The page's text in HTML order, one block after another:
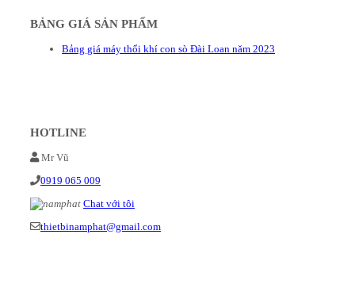
BẢNG GIÁ SẢN PHẨM
Bảng giá máy thổi khí con sò Đài Loan năm 2023
HOTLINE
Mr Vũ
0919 065 009
Chat với tôi
thietbinamphat@gmail.com